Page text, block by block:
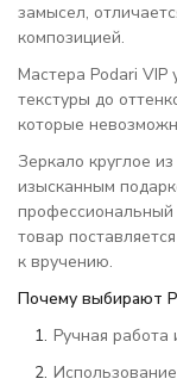
замысел,
композицией.
Мастера Podari
текстуры до
которые
Зеркало круглое
изысканным
товар
к вручению.
Почему выбирают
Ручная работа